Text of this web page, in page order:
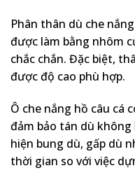
Phân thân dù che
được làm bằng nhôm
chắc chắn. Đặc biệt,
được độ cao phù hợp.
Ô che nắng hồ câu cá
đảm bảo tán dù
hiện bung dù, gấp dù
thời gian so với việc